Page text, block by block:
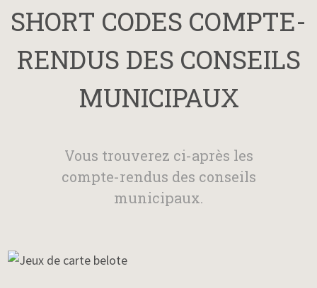
SHORT CODES COMPTE-
RENDUS DES CONSEILS
MUNICIPAUX
Vous trouverez ci-après les
compte-rendus des conseils
municipaux.